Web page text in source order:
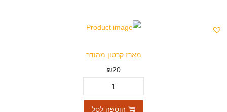
מארז קרטון מהודר
₪20
הוספה לסל